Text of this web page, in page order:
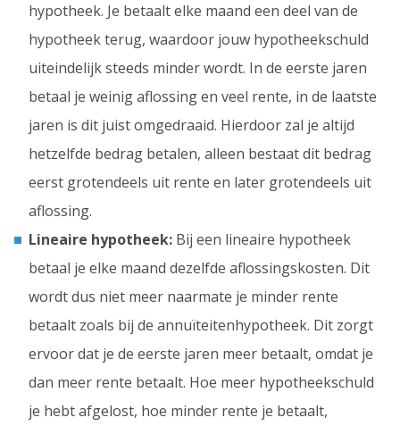
hypotheek. Je betaalt elke maand een deel van de
hypotheek terug, waardoor jouw hypotheekschuld
uiteindelijk steeds minder wordt. In de eerste jaren
betaal je weinig aflossing en veel rente, in de laatste
jaren is dit juist omgedraaid. Hierdoor zal je altijd
hetzelfde bedrag betalen, alleen bestaat dit bedrag
eerst grotendeels uit rente en later grotendeels uit
aflossing.
Lineaire hypotheek: Bij een lineaire hypotheek
betaal je elke maand dezelfde aflossingskosten. Dit
wordt dus niet meer naarmate je minder rente
betaalt zoals bij de annuïteitenhypotheek. Dit zorgt
ervoor dat je de eerste jaren meer betaalt, omdat je
dan meer rente betaalt. Hoe meer hypotheekschuld
je hebt afgelost, hoe minder rente je betaalt,